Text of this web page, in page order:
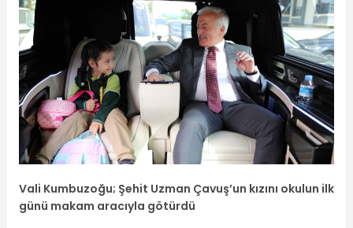
Vali Kumbuzoğu; Şehit Uzman Çavuş’un kızını okulun ilk
günü makam aracıyla götürdü